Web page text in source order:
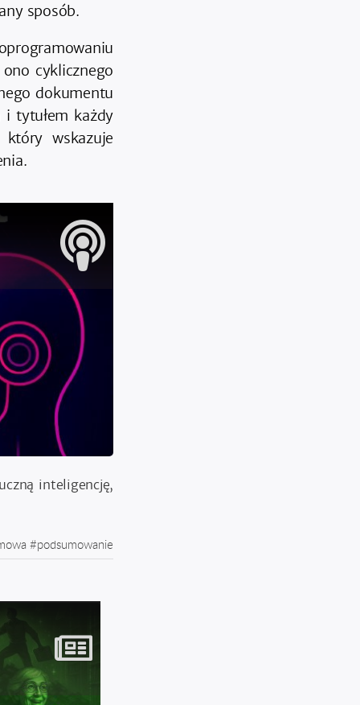
sposób.
cyklicznego
dokumentu
i tytułem każdy
wskazuje
inteligencję,
#podsumowanie